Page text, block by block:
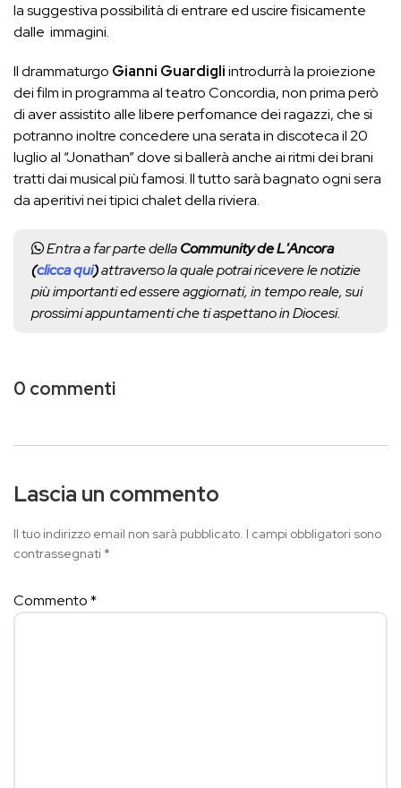
la suggestiva possibilità di entrare ed uscire fisicamente
dalle immagini.
Il drammaturgo Gianni Guardigliintrodurrà la proiezione
dei film in programma al teatro Concordia, non prima però
di aver assistito alle libere perfomance dei ragazzi, che si
potranno inoltre concedere una serata in discoteca il 20
luglio al “Jonathan” dove si ballerà anche ai ritmi dei brani
tratti dai musical più famosi. Il tutto sarà bagnato ogni sera
da aperitivi nei tipici chalet della riviera.
Entra a far parte dellaCommunity de L'Ancora
(clicca qui)attraverso la quale potrai ricevere le notizie
più importanti ed essere aggiornati, in tempo reale, sui
prossimi appuntamenti che ti aspettano in Diocesi.
0 commenti
Lascia un commento
Il tuo indirizzo email non sarà pubblicato. I campi obbligatori sono
contrassegnati *
Commento*